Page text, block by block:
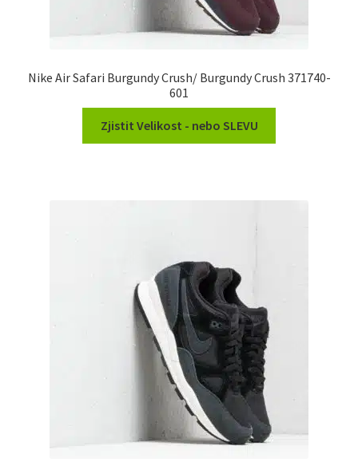
Nike Air Safari Burgundy Crush/ Burgundy Crush 371740-
601
Zjistit Velikost - nebo SLEVU